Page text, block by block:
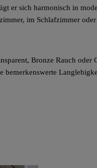
er sich harmonisch in
im Schlafzimmer
Bronze Rauch oder
bemerkenswerte